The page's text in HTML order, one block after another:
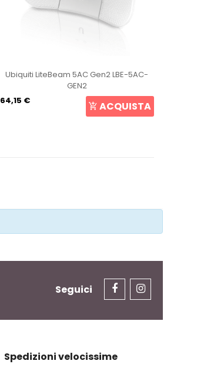
Ubiquiti LiteBeam 5AC Gen2 LBE-5AC-
GEN2
64,15 €
ACQUISTA
Seguici
Spedizioni velocissime